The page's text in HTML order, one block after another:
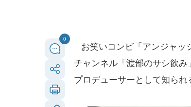
0
お笑いコンビ「アンジャッ
チャンネル「渡部のサシ飲
プロデューサーとして知られ